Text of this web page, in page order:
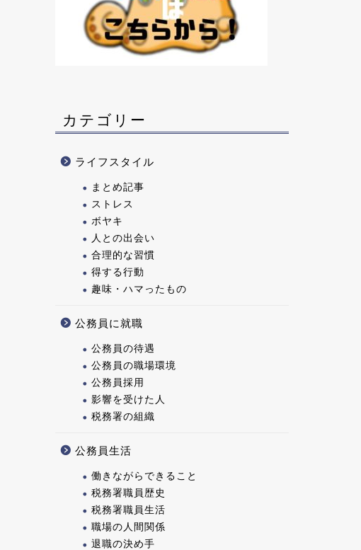
カテゴリー
ライフスタイル
まとめ記事
ストレス
ボヤキ
人との出会い
合理的な習慣
得する行動
趣味・ハマったもの
公務員に就職
公務員の待遇
公務員の職場環境
公務員採用
影響を受けた人
税務署の組織
公務員生活
働きながらできること
税務署職員歴史
税務署職員生活
職場の人間関係
退職の決め手